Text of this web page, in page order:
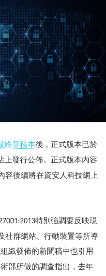
終草稿本後，正式版本已於
上發行公佈。正式版本內容
容後續將在資安人科技網上
特別強調要反映現
社群網站、行動裝置等所導
組織發佈的新聞稿中也引用
部所做的調查指出，去年